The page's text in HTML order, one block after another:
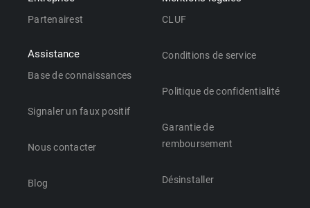
Partenairest
Assistance
Base de connaissances
Signaler un faux positif
Nous contacter
Blog
CLUF
Conditions de service
Politique de confidentialité
Garantie de
remboursement
Désinstaller